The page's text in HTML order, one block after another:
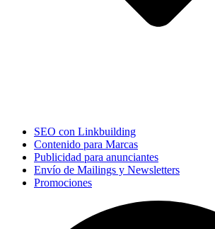
SEO con Linkbuilding
Contenido para Marcas
Publicidad para anunciantes
Envío de Mailings y Newsletters
Promociones